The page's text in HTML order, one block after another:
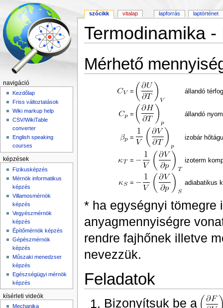
Termodinamika
Mérhető
= állandó
= állandó
= izobár
= izoterm
= adiabatikus
* ha egységnyi tömegre
anyagmennyiségre
rendre fajhőnek illetve
nevezzük.
Feladatok
Bizonyítsuk be a
szócikk vitalap lapforrás laptörténet
navigáció
Kezdőlap
Friss változtatások
Wiki markup help
CSV/WikiTable
converter
English speaking
courses
képzések
Fizikusképzés
Mérnök informatikus
képzés
Villamosmérnök
képzés
Vegyészmérnök
képzés
Építőmérnök képzés
Gépészmérnök
képzés
Műszaki menedzser
képzés
Egészségügyi mérnök
képzés
kísérleti videók
Mechanika